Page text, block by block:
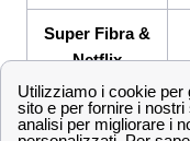
Super Fibra &
Netflix
Super Fibra e
Unlimited